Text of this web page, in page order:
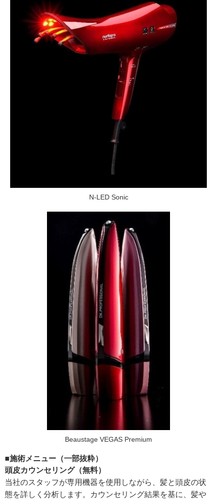
N-LED Sonic
Beaustage VEGAS Premium
■施術メニュー（一部抜粋）
頭皮カウンセリング（無料）
当社のスタッフが専用機器を使用しながら、髪と頭皮の状
態を詳しく分析します。カウンセリング結果を基に、髪や